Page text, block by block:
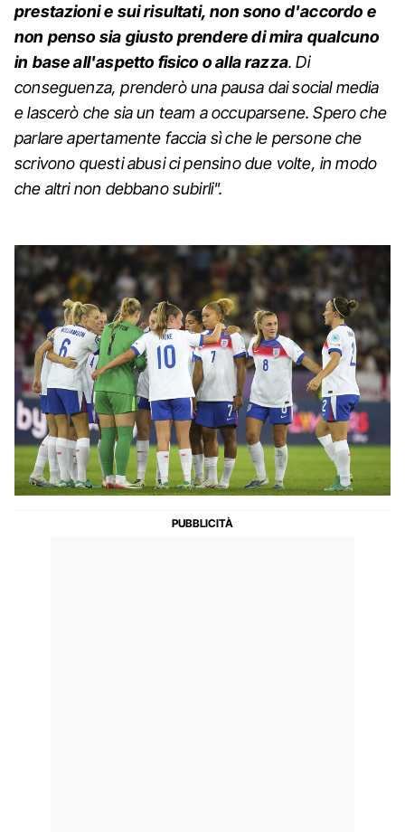
prestazioni e sui risultati, non sono d'accordo e
non penso sia giusto prendere di mira qualcuno
in base all'aspetto fisico o alla razza. Di
conseguenza, prenderò una pausa dai social media
e lascerò che sia un team a occuparsene. Spero che
parlare apertamente faccia sì che le persone che
scrivono questi abusi ci pensino due volte, in modo
che altri non debbano subirli".